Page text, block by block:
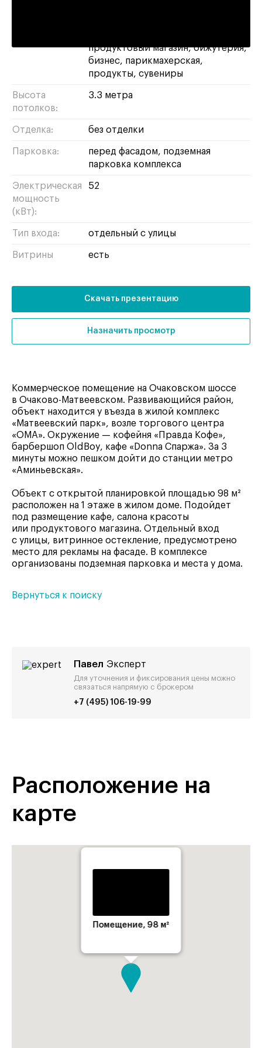
продуктовый магазин бижутерия
бизнес
парикмахерская
продукты сувениры
Высота
потолков:
3.3 метра
Отделка: без отделки
Парковка:
перед фасадом, подземная
парковка комплекса
Электрическая
мощность
(кВт):
52
Тип входа: отдельный с улицы
Витрины есть
Скачать презентацию
Назначить просмотр
Коммерческое помещение на Очаковском шоссе
в Очаково-Матвеевском. Развивающийся район,
объект находится у въезда в жилой комплекс
«Матвеевский парк», возле торгового центра
«ОМА». Окружение — кофейня «Правда Кофе»,
барбершоп OldBoy, кафе «Donna Спаржа». За 3
минуты можно пешком дойти до станции метро
«Аминьевская».
Объект с открытой планировкой площадью 98 м²
расположен на 1 этаже в жилом доме. Подойдет
под размещение кафе, салона красоты
или продуктового магазина. Отдельный вход
с улицы, витринное остекление, предусмотрено
место для рекламы на фасаде. В комплексе
организованы подземная парковка и места у дома.
Вернуться к поиску
Павел Эксперт
Для уточнения и фиксирования цены можно
связаться напрямую с брокером
+7 (495) 106-19-99
Расположение на
карте
Помещение, 98 м²